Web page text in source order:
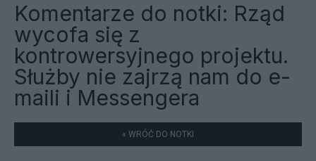
Komentarze do notki: Rząd
wycofa się z
kontrowersyjnego projektu.
Służby nie zajrzą nam do e-
maili i Messengera
« WRÓĆ DO NOTKI